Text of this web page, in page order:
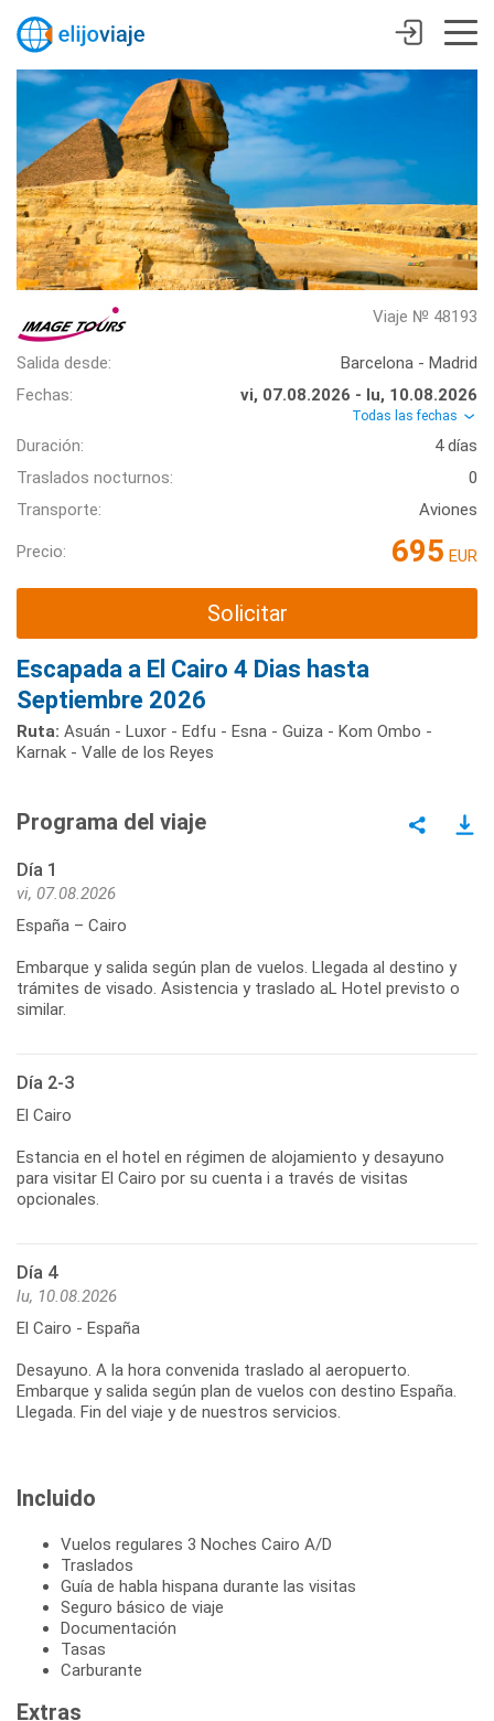
Viaje № 48193
Salida desde:
Barcelona - Madrid
Fechas:
vi, 07.08.2026 - lu, 10.08.2026
Todas las fechas
Duración:
4 días
Traslados nocturnos:
0
Transporte:
Aviones
Precio: 695 EUR
Solicitar
Escapada a El Cairo 4 Dias hasta
Septiembre 2026
Ruta: Asuán - Luxor - Edfu - Esna - Guiza - Kom Ombo -
Karnak - Valle de los Reyes
Programa del viaje
Día 1
vi, 07.08.2026
España – Cairo
Embarque y salida según plan de vuelos. Llegada al destino y
trámites de visado. Asistencia y traslado aL Hotel previsto o
similar.
Día 2-3
El Cairo
Estancia en el hotel en régimen de alojamiento y desayuno
para visitar El Cairo por su cuenta i a través de visitas
opcionales.
Día 4
lu, 10.08.2026
El Cairo - España
Desayuno. A la hora convenida traslado al aeropuerto.
Embarque y salida según plan de vuelos con destino España.
Llegada. Fin del viaje y de nuestros servicios.
Incluido
Vuelos regulares 3 Noches Cairo A/D
Traslados
Guía de habla hispana durante las visitas
Seguro básico de viaje
Documentación
Tasas
Carburante
Extras